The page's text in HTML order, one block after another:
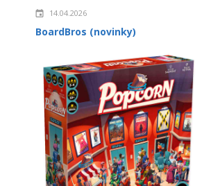
14.04.2026
BoardBros (novinky)